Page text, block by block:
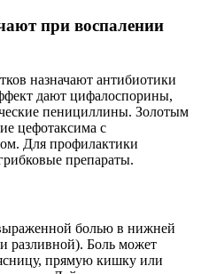
при воспалении
назначают антибиотики
дают цифалоспорины,
пенициллины. Золотым
цефотаксима с
Для профилактики
препараты.
болью в нижней
разливной). Боль может
прямую кишку или